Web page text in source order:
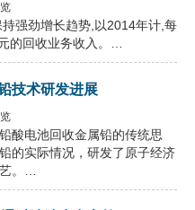
强劲增长趋势,以2014年计,每
的回收业务收入。…
技术研发进展
酸电池回收金属铅的传统思
的实际情况，研发了原子经济
。…